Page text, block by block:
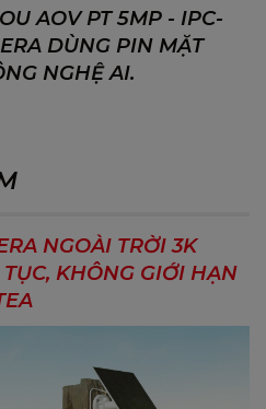
AOV PT 5MP - IPC-
DÙNG PIN MẶT
NGHỆ AI.
NGOÀI TRỜI 3K
KHÔNG GIỚI HẠN